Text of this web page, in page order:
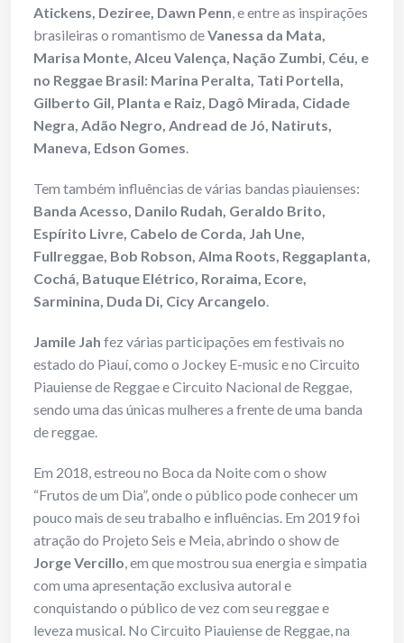
Atickens, Deziree, Dawn Penn, e entre as inspirações
brasileiras o romantismo deVanessa da Mata,
Marisa Monte, Alceu Valença, Nação Zumbi, Céu, e
no Reggae Brasil: Marina Peralta, Tati Portella,
Gilberto Gil, Planta e Raiz, Dagô Mirada, Cidade
Negra, Adão Negro, Andread de Jó, Natiruts,
Maneva, Edson Gomes.
Tem também influências de várias bandas piauienses:
Banda Acesso, Danilo Rudah, Geraldo Brito,
Espírito Livre, Cabelo de Corda, Jah Une,
Fullreggae, Bob Robson, Alma Roots, Reggaplanta,
Cochá, Batuque Elétrico, Roraima, Ecore,
Sarminina, Duda Di, Cicy Arcangelo.
Jamile Jah fez várias participações em festivais no
estado do Piauí, como o Jockey E-music e no Circuito
Piauiense de Reggae e Circuito Nacional de Reggae,
sendo uma das únicas mulheres a frente de uma banda
de reggae.
Em 2018, estreou no Boca da Noite com o show
“Frutos de um Dia”, onde o público pode conhecer um
pouco mais de seu trabalho e influências. Em 2019 foi
atração do Projeto Seis e Meia, abrindo o show de
Jorge Vercillo, em que mostrou sua energia e simpatia
com uma apresentação exclusiva autoral e
conquistando o público de vez com seu reggae e
leveza musical. No Circuito Piauiense de Reggae, na